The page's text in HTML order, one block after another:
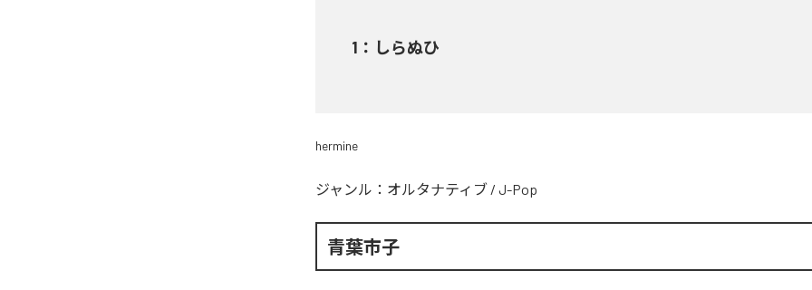
1 ： しらぬひ
hermine
ジャンル： オルタナティブ / J-Pop
青葉市子